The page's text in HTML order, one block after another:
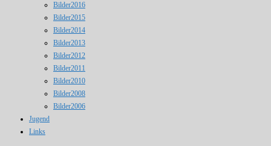
Bilder2016
Bilder2015
Bilder2014
Bilder2013
Bilder2012
Bilder2011
Bilder2010
Bilder2008
Bilder2006
Jugend
Links